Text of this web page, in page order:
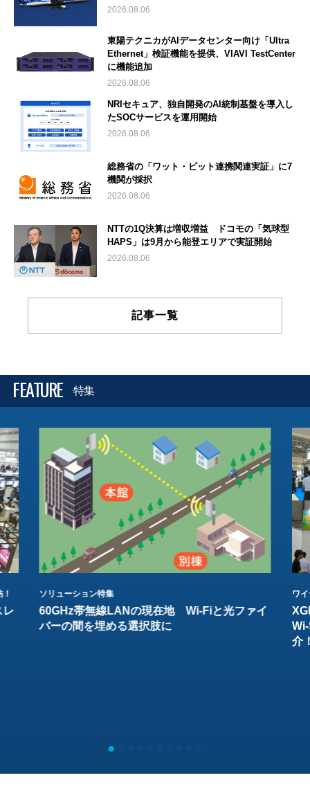
2026.08.06
東陽テクニカがAIデータセンター向け「Ultra
Ethernet」検証機能を提供、VIAVI TestCenter
に機能追加
2026.08.06
NRIセキュア、独自開発のAI統制基盤を導入し
たSOCサービスを運用開始
2026.08.06
総務省の「ワット・ビット連携関連実証」に7
機関が採択
2026.08.06
NTTの1Q決算は増収増益 ドコモの「気球型
HAPS」は9月から能登エリアで実証開始
2026.08.06
記事一覧
FEATURE 特集
レ
ソリューション特集
60GHz帯無線LANの現在地 Wi-Fiと光ファイ
バーの間を埋める選択肢に
ワ
介